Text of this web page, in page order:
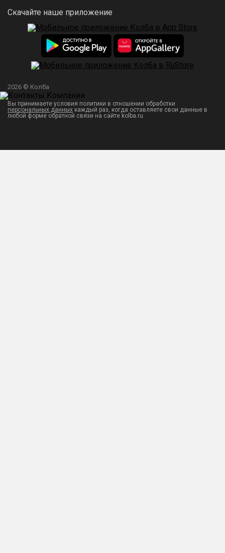
Скачайте наше приложение
2026 © Колба
Вы принимаете условия политики в отношении обработки
персональных данных каждый раз, когда оставляете свои данные в
любой форме обратной связи на сайте kolba.ru.